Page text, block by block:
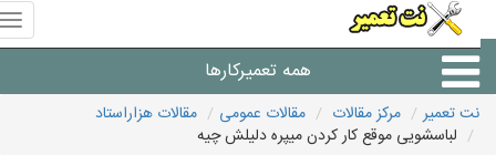
همه تعمیرکارها
شرکت های تعمیرات لوازم
نت تعمیر مرکز مقالات مقالات عمومی
مقالات هزاراستاد
لباسشویی موقع کار کردن میپره دلیلش چیه